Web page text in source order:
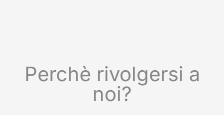
Perchè rivolgersi a
noi?